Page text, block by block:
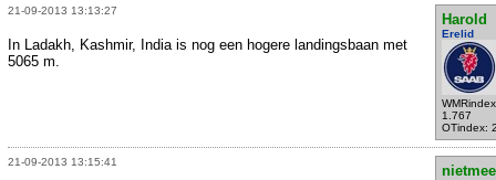
21-09-2013 13:13:27
Harold
Erelid
1.767
OTindex:
In Ladakh, Kashmir, India is nog een hogere landingsbaan met
5065 m.
21-09-2013 13:15:41